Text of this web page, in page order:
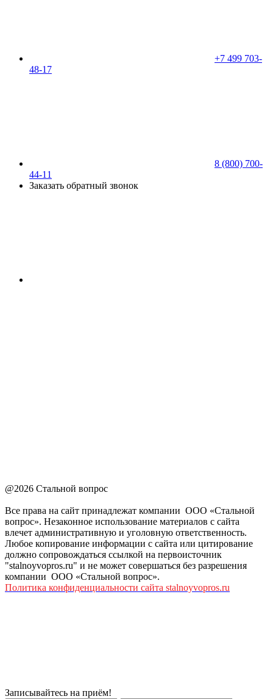
+7 499 703-
48-17
8 (800) 700-
44-11
Заказать обратный звонок
@2026 Стальной вопрос
Все права на сайт принадлежат компании ООО «Стальной
вопрос». Незаконное использование материалов с сайта
влечет административную и уголовную ответственность.
Любое копирование информации с сайта или цитирование
должно сопровождаться ссылкой на первоисточник
"stalnoyvopros.ru" и не может совершаться без разрешения
компании ООО «Стальной вопрос».
Политика конфиденциальности сайта stalnoyvopros.ru
Записывайтесь на приём!